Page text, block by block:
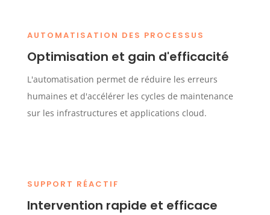
AUTOMATISATION DES PROCESSUS
Optimisation et gain d'efficacité
L'automatisation permet de réduire les erreurs
humaines et d'accélérer les cycles de maintenance
sur les infrastructures et applications cloud.
SUPPORT RÉACTIF
Intervention rapide et efficace